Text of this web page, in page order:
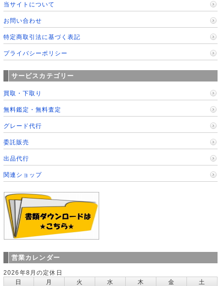
当サイトについて
お問い合わせ
特定商取引法に基づく表記
プライバシーポリシー
サービスカテゴリー
買取・下取り
無料鑑定・無料査定
グレード代行
委託販売
出品代行
関連ショップ
営業カレンダー
2026年8月の定休日
日
月 火 水 木 金
土